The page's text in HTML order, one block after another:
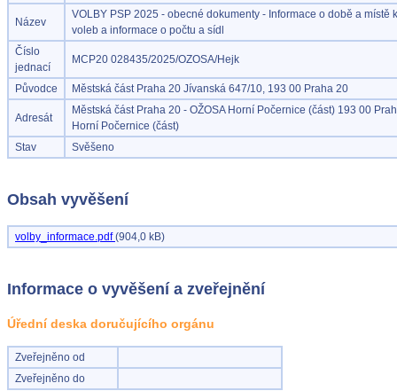
Název
VOLBY PSP 2025 - obecné dokumenty - Informace o době a místě
voleb a informace o počtu a sídl
Číslo
jednací
MCP20 028435/2025/OZOSA/Hejk
Původce Městská část Praha 20 Jívanská 647/10, 193 00 Praha 20
Adresát
Městská část Praha 20 - OŽOSA Horní Počernice (část) 193 00
Horní Počernice (část)
Stav
Svěšeno
Obsah vyvěšení
volby_informace.pdf(904,0 kB)
Informace o vyvěšení a zveřejnění
Úřední deska doručujícího orgánu
Zveřejněno od
Zveřejněno do